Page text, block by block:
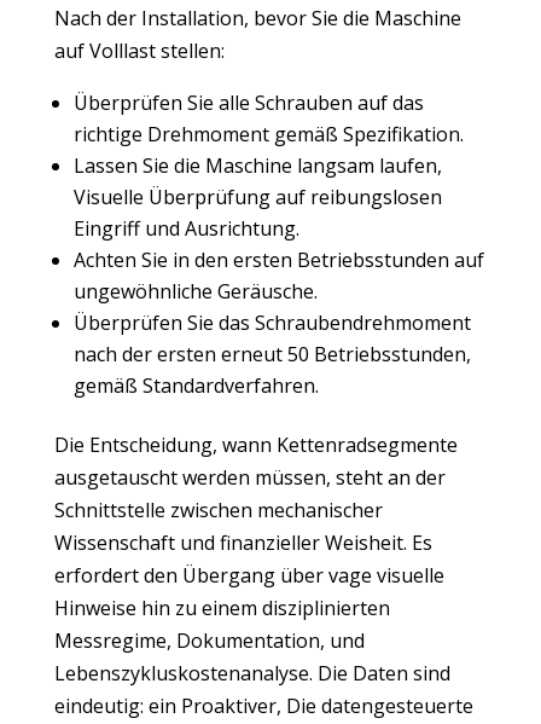
Nach der Installation, bevor Sie die Maschine
auf Volllast stellen:
Überprüfen Sie alle Schrauben auf das
richtige Drehmoment gemäß Spezifikation.
Lassen Sie die Maschine langsam laufen,
Visuelle Überprüfung auf reibungslosen
Eingriff und Ausrichtung.
Achten Sie in den ersten Betriebsstunden auf
ungewöhnliche Geräusche.
Überprüfen Sie das Schraubendrehmoment
nach der ersten erneut 50 Betriebsstunden,
gemäß Standardverfahren.
Die Entscheidung, wann Kettenradsegmente
ausgetauscht werden müssen, steht an der
Schnittstelle zwischen mechanischer
Wissenschaft und finanzieller Weisheit. Es
erfordert den Übergang über vage visuelle
Hinweise hin zu einem disziplinierten
Messregime, Dokumentation, und
Lebenszykluskostenanalyse. Die Daten sind
eindeutig: ein Proaktiver, Die datengesteuerte